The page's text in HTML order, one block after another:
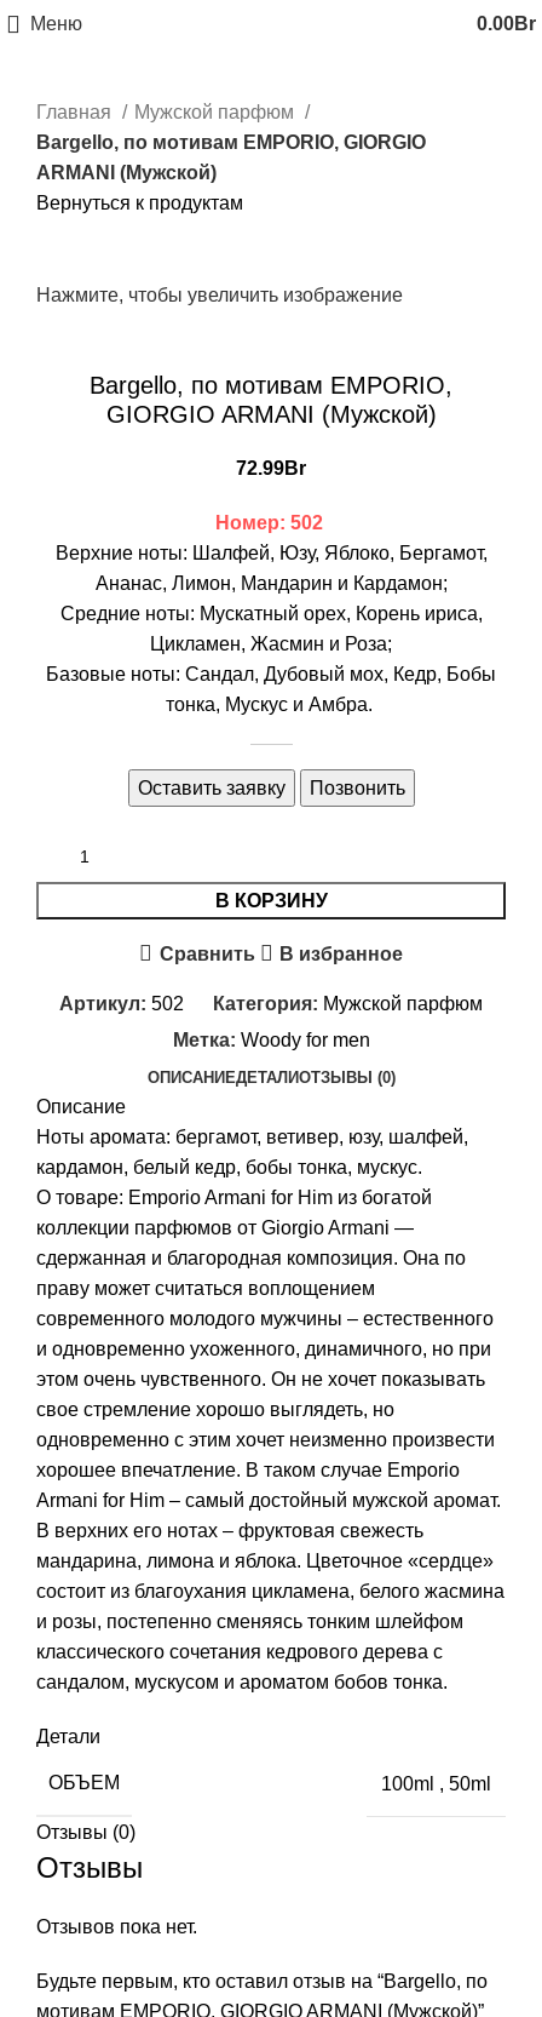
Меню 0.00Br
Главная
Мужской парфюм
Bargello, по мотивам EMPORIO, GIORGIO
ARMANI (Мужской)
Вернуться к продуктам
Нажмите, чтобы увеличить изображение
Bargello, по мотивам EMPORIO,
GIORGIO ARMANI (Мужской)
72.99Br
Номер: 502
Верхние ноты: Шалфей, Юзу, Яблоко, Бергамот,
Ананас, Лимон, Мандарин и Кардамон;
Средние ноты: Мускатный орех, Корень ириса,
Цикламен, Жасмин и Роза;
Базовые ноты: Сандал, Дубовый мох, Кедр, Бобы
тонка, Мускус и Амбра.
Оставить заявку Позвонить
В КОРЗИНУ
Сравнить В избранное
Артикул: 502 Категория: Мужской парфюм
Метка: Woody for men
ОПИСАНИЕДЕТАЛИОТЗЫВЫ (0)
Описание
Ноты аромата: бергамот, ветивер, юзу, шалфей,
кардамон, белый кедр, бобы тонка, мускус.
О товаре: Emporio Armani for Him из богатой
коллекции парфюмов от Giorgio Armani —
сдержанная и благородная композиция. Она по
праву может считаться воплощением
современного молодого мужчины – естественного
и одновременно ухоженного, динамичного, но при
этом очень чувственного. Он не хочет показывать
свое стремление хорошо выглядеть, но
одновременно с этим хочет неизменно произвести
хорошее впечатление. В таком случае Emporio
Armani for Him – самый достойный мужской аромат.
В верхних его нотах – фруктовая свежесть
мандарина, лимона и яблока. Цветочное «сердце»
состоит из благоухания цикламена, белого жасмина
и розы, постепенно сменяясь тонким шлейфом
классического сочетания кедрового дерева с
сандалом, мускусом и ароматом бобов тонка.
Детали
ОБЪЕМ 100ml , 50ml
Отзывы (0)
Отзывы
Отзывов пока нет.
Будьте первым, кто оставил отзыв на “Bargello, по
мотивам EMPORIO, GIORGIO ARMANI (Мужской)”